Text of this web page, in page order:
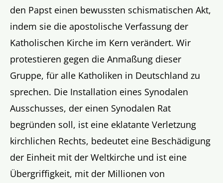
den Papst einen bewussten schismatischen Akt,
indem sie die apostolische Verfassung der
Katholischen Kirche im Kern verändert. Wir
protestieren gegen die Anmaßung dieser
Gruppe, für alle Katholiken in Deutschland zu
sprechen. Die Installation eines Synodalen
Ausschusses, der einen Synodalen Rat
begründen soll, ist eine eklatante Verletzung
kirchlichen Rechts, bedeutet eine Beschädigung
der Einheit mit der Weltkirche und ist eine
Übergriffigkeit, mit der Millionen von